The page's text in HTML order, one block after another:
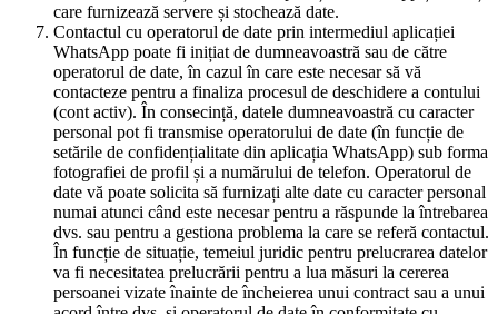
care furnizează servere și stochează date.
Contactul cu operatorul de date prin intermediul aplicației
WhatsApp poate fi inițiat de dumneavoastră sau de către
operatorul de date, în cazul în care este necesar să vă
contacteze pentru a finaliza procesul de deschidere a contului
(cont activ). În consecință, datele dumneavoastră cu caracter
personal pot fi transmise operatorului de date (în funcție de
setările de confidențialitate din aplicația WhatsApp) sub forma
fotografiei de profil și a numărului de telefon. Operatorul de
date vă poate solicita să furnizați alte date cu caracter personal
numai atunci când este necesar pentru a răspunde la întrebarea
dvs. sau pentru a gestiona problema la care se referă contactul.
În funcție de situație, temeiul juridic pentru prelucrarea datelor
va fi necesitatea prelucrării pentru a lua măsuri la cererea
persoanei vizate înainte de încheierea unui contract sau a unui